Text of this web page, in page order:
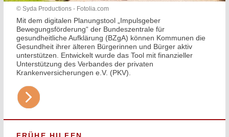
© Syda Productions - Fotolia.com
Mit dem digitalen Planungstool „Impulsgeber
Bewegungsförderung“ der Bundeszentrale für
gesundheitliche Aufklärung (BZgA) können Kommunen die
Gesundheit ihrer älteren Bürgerinnen und Bürger aktiv
unterstützen. Entwickelt wurde das Tool mit finanzieller
Unterstützung des Verbandes der privaten
Krankenversicherungen e.V. (PKV).